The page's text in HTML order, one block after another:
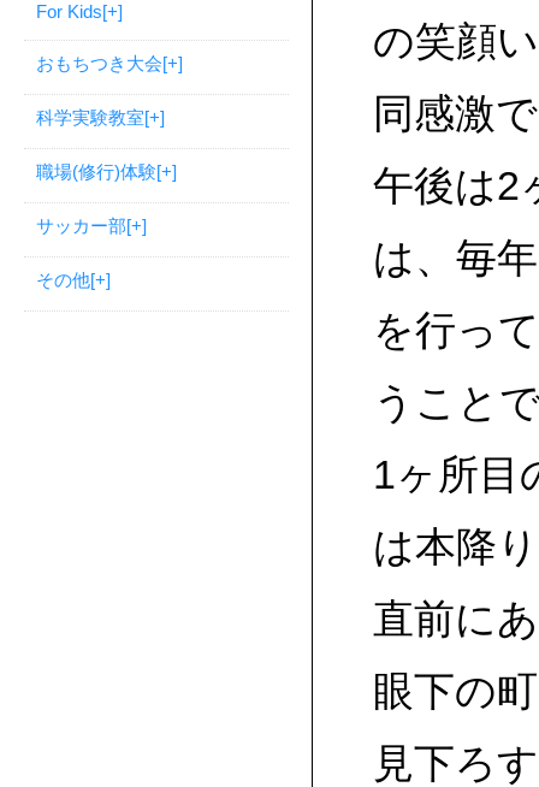
For Kids[+]
おもちつき大会[+]
科学実験教室[+]
職場(修行)体験[+]
サッカー部[+]
その他[+]
の笑顔
同感激
午後は2
は、毎
を行っ
うこと
1ヶ所目
は本降
直前に
眼下の
見下ろ